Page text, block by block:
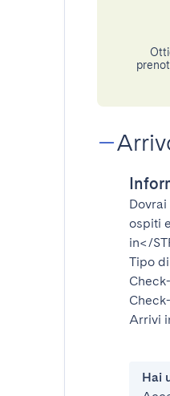
ospiti
in</
Tipo
Arrivi
Hai